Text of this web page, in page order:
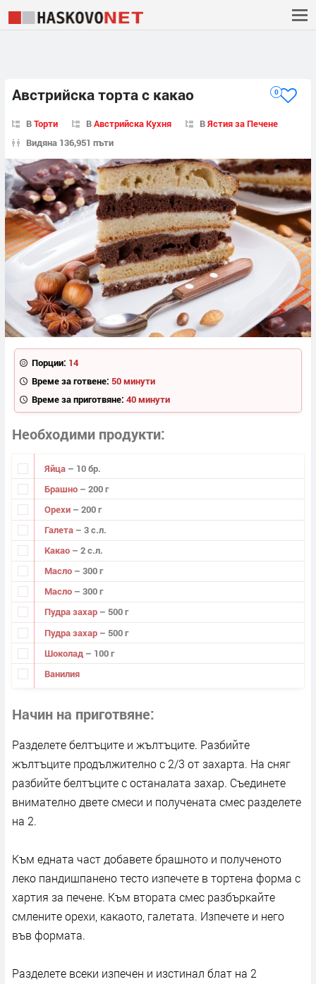
Австрийска торта с какао 0
ВТорти ВАвстрийска Кухня ВЯстия за Печене
Видяна 136,951 пъти
Порции: 14
Време за готвене: 50 минути
Време за приготвяне: 40 минути
Необходими продукти
Яйца – 10 бр.
Брашно – 200 г
Орехи – 200 г
Галета – 3 с.л.
Какао – 2 с.л.
Масло – 300 г
Масло – 300 г
Пудра захар – 500 г
Пудра захар – 500 г
Шоколад – 100 г
Ванилия
Начин на приготвяне
Разделете белтъците и жълтъците. Разбийте
жълтъците продължително с 2/3 от захарта. На сняг
разбийте белтъците с останалата захар. Съединете
внимателно двете смеси и получената смес разделете
на 2.
Към едната част добавете брашното и полученото
леко пандишпанено тесто изпечете в тортена форма с
хартия за печене. Към втората смес разбъркайте
смлените орехи, какаото, галетата. Изпечете и него
във формата.
Разделете всеки изпечен и изстинал блат на 2